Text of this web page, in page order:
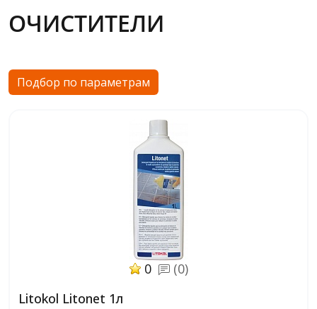
ОЧИСТИТЕЛИ
Подбор по параметрам
0
(0)
Litokol Litonet 1л